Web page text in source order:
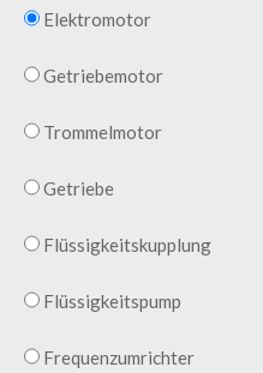
Elektromotor
Getriebemotor
Trommelmotor
Getriebe
Flüssigkeitskupplung
Flüssigkeitspump
Frequenzumrichter